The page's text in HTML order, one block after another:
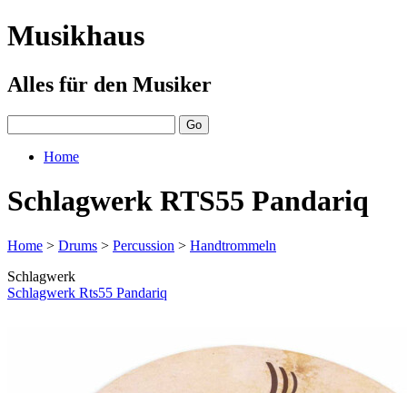
Musikhaus
Alles für den Musiker
Home
Schlagwerk RTS55 Pandariq
Home > Drums > Percussion > Handtrommeln
Schlagwerk
Schlagwerk Rts55 Pandariq